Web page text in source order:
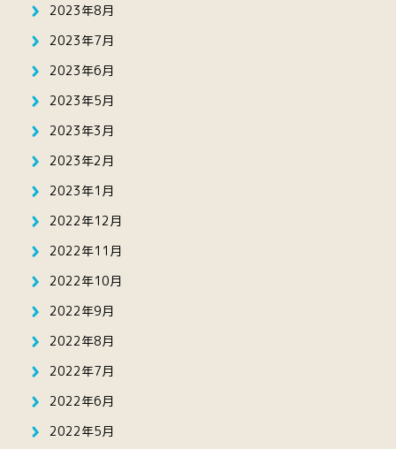
2023年8月
2023年7月
2023年6月
2023年5月
2023年3月
2023年2月
2023年1月
2022年12月
2022年11月
2022年10月
2022年9月
2022年8月
2022年7月
2022年6月
2022年5月